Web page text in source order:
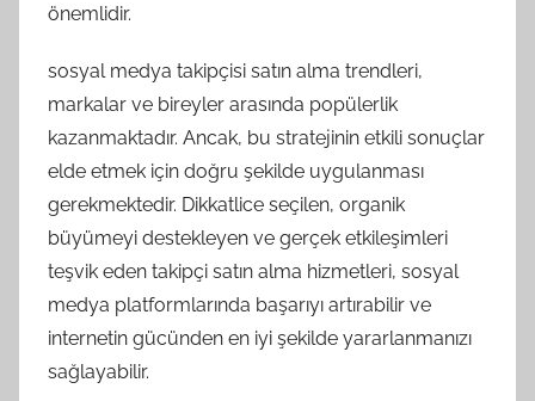
önemlidir.
sosyal medya takipçisi satın alma trendleri,
markalar ve bireyler arasında popülerlik
kazanmaktadır. Ancak, bu stratejinin etkili sonuçlar
elde etmek için doğru şekilde uygulanması
gerekmektedir. Dikkatlice seçilen, organik
büyümeyi destekleyen ve gerçek etkileşimleri
teşvik eden takipçi satın alma hizmetleri, sosyal
medya platformlarında başarıyı artırabilir ve
internetin gücünden en iyi şekilde yararlanmanızı
sağlayabilir.